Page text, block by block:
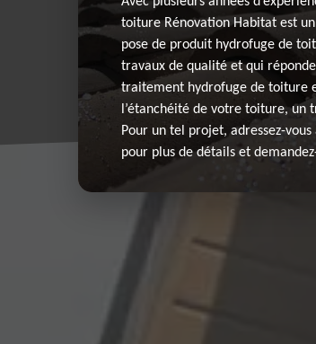
toiture Rénovation Habitat est
pose de produit hydrofuge de
travaux de qualité et qui
traitement hydrofuge de toiture
l’étanchéité de votre toiture, un
Pour un tel projet, adressez-
pour plus de détails et